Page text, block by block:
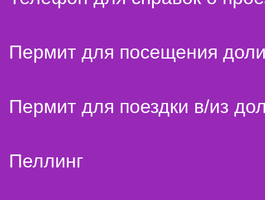
Пермит для посещения
Пермит для поездки в/из
Пеллинг